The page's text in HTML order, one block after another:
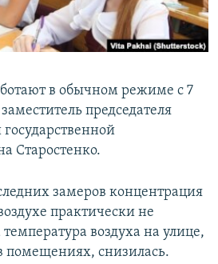
КРЫМА
в обычном режиме с 7
председателя
Старостенко.
замеров концентрация
практически не
воздуха на улице,
помещениях, снизилась.